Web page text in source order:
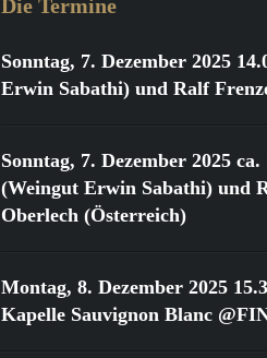
Die Termine
Sonntag, 7. Dezember 2025
Erwin Sabathi) und Ralf
Sonntag, 7. Dezember 2025
(Weingut Erwin Sabathi) und
Oberlech (Österreich)
Montag, 8. Dezember 2025
Kapelle Sauvignon Blanc